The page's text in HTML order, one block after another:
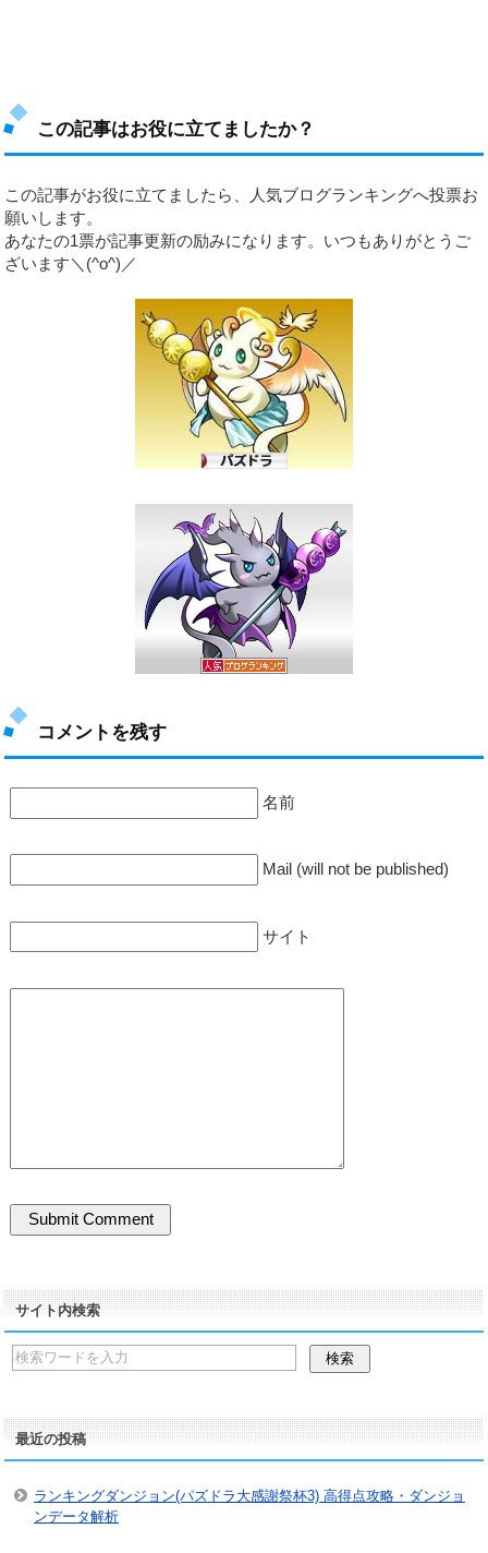
この記事はお役に立てましたか？
この記事がお役に立てましたら、人気ブログランキングへ投票お
願いします。
あなたの1票が記事更新の励みになります。いつもありがとうご
ざいます＼(^o^)／
コメントを残す
名前
Mail (will not be published)
サイト
サイト内検索
最近の投稿
ランキングダンジョン(パズドラ大感謝祭杯3) 高得点攻略・ダンジョ
ンデータ解析